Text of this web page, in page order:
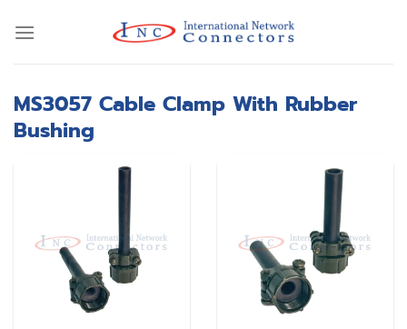
MS3057 Cable Clamp With Rubber
Bushing